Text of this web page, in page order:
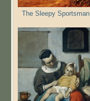
The Sleepy Sportsman